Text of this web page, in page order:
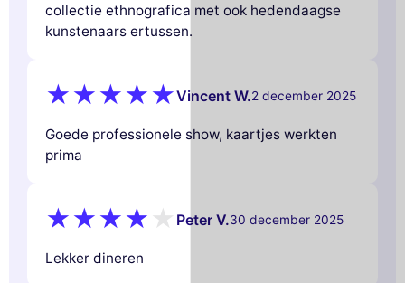
collectie ethnografica met ook hedendaagse
kunstenaars ertussen.
Vincent W.2 december 2025
Goede professionele show, kaartjes werkten
prima
Peter V.30 december 2025
Lekker dineren